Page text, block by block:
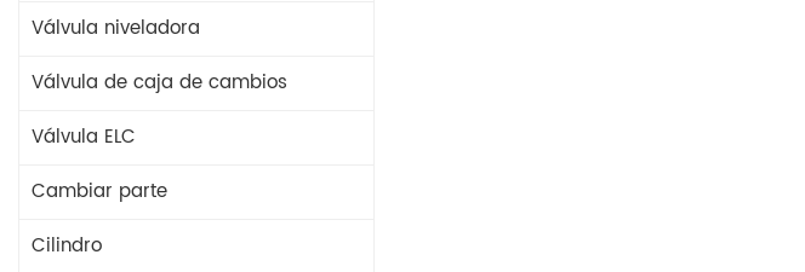
Válvula niveladora
Válvula de caja de cambios
Válvula ELC
Cambiar parte
Cilindro